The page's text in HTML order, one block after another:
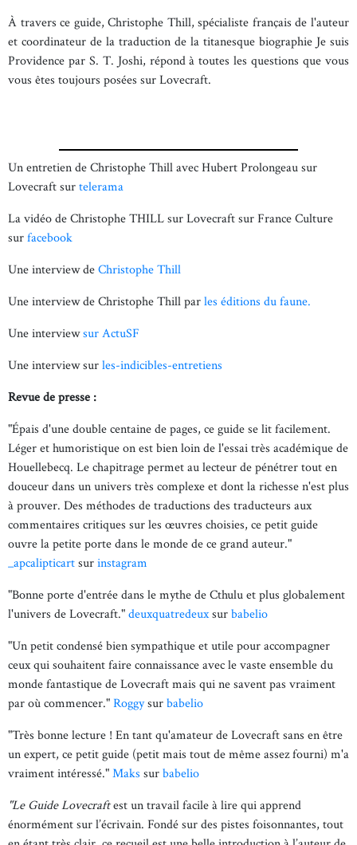
À travers ce guide, Christophe Thill, spécialiste français de l'auteur
et coordinateur de la traduction de la titanesque biographie Je suis
Providence par S. T. Joshi, répond à toutes les questions que vous
vous êtes toujours posées sur Lovecraft.
Un entretien de Christophe Thill avec Hubert Prolongeau sur
Lovecraft surtelerama
La vidéo de Christophe THILL sur Lovecraft sur France Culture
surfacebook
Une interview deChristophe Thill
Une interview de Christophe Thill parles éditions du faune.
Une interviewsur ActuSF
Une interview surles-indicibles-entretiens
Revue de presse :
"Épais d'une double centaine de pages, ce guide se lit facilement.
Léger et humoristique on est bien loin de l'essai très académique de
Houellebecq. Le chapitrage permet au lecteur de pénétrer tout en
douceur dans un univers très complexe et dont la richesse n'est plus
à prouver. Des méthodes de traductions des traducteurs aux
commentaires critiques sur les œuvres choisies, ce petit guide
ouvre la petite porte dans le monde de ce grand auteur."
_apcalipticartsurinstagram
"Bonne porte d'entrée dans le mythe de Cthulu et plus globalement
l'univers de Lovecraft."deuxquatredeuxsurbabelio
"Un petit condensé bien sympathique et utile pour accompagner
ceux qui souhaitent faire connaissance avec le vaste ensemble du
monde fantastique de Lovecraft mais qui ne savent pas vraiment
par où commencer."Roggysurbabelio
"Très bonne lecture ! En tant qu'amateur de Lovecraft sans en être
un expert, ce petit guide (petit mais tout de même assez fourni) m'a
vraiment intéressé."Maks surbabelio
"Le Guide Lovecraftest un travail facile à lire qui apprend
énormément sur l’écrivain. Fondé sur des pistes foisonnantes, tout